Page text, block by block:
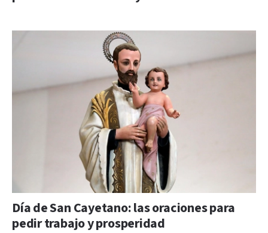
Día de San Cayetano: las oraciones para
pedir trabajo y prosperidad